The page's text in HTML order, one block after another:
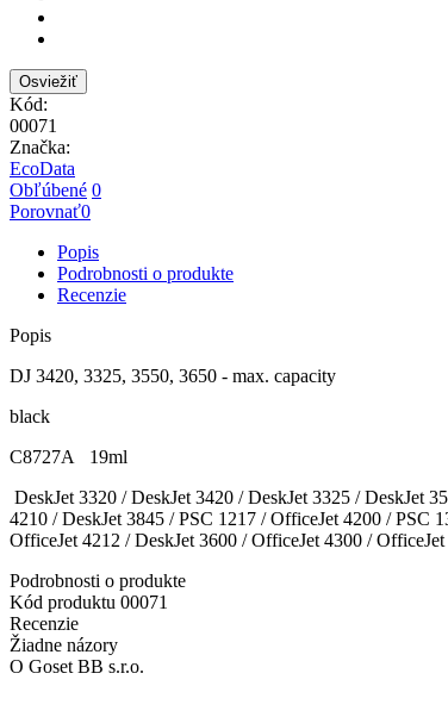
Kód:
00071
Značka:
EcoData
Obľúbené 0
Porovnať0
Popis
Podrobnosti o produkte
Recenzie
Popis
DJ 3420, 3325, 3550, 3650 - max. capacity
black
C8727A 19ml
DeskJet 3320 / DeskJet 3420 / DeskJet 3325 / DeskJet
4210 / DeskJet 3845 / PSC 1217 / OfficeJet 4200 / PSC
OfficeJet 4212 / DeskJet 3600 / OfficeJet 4300 /
Podrobnosti o produkte
Kód produktu 00071
Recenzie
Žiadne názory
O Goset BB s.r.o.